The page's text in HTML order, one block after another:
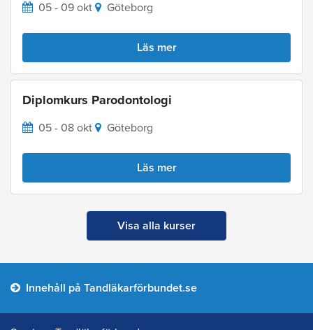
05 - 09 okt Göteborg
Läs mer
Diplomkurs Parodontologi
05 - 08 okt Göteborg
Läs mer
Visa alla kurser
Innehåll på Tandläkarförbundet.se